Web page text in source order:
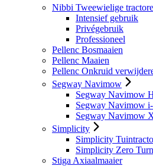
Nibbi Tweewielige
Intensief gebruik
Privégebruik
Professioneel
Pellenc Bosmaaien
Pellenc Maaien
Pellenc Onkruid
Segway Navimow
Segway Navimow
Segway Navimow
Segway Navimow
Simplicity
Simplicity
Simplicity Zero
Stiga Axiaalmaaier